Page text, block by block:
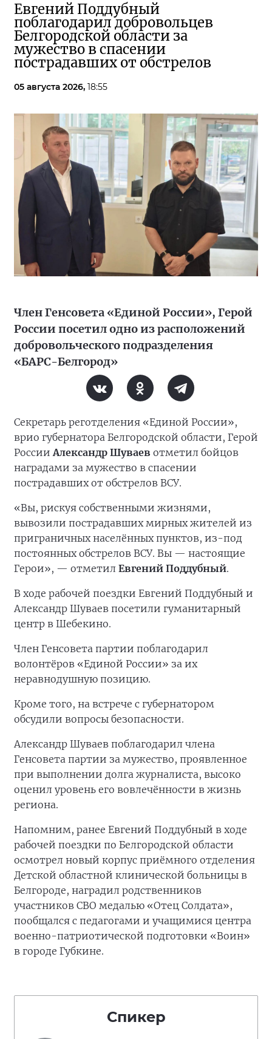
Евгений Поддубный
поблагодарил добровольцев
Белгородской области за
мужество в спасении
пострадавших от обстрелов
05 августа 2026, 18:55
Член Генсовета «Единой России», Герой
России посетил одно из расположений
добровольческого подразделения
«БАРС-Белгород»
Секретарь реготделения «Единой России»,
врио губернатора Белгородской области, Герой
РоссииАлександр Шуваев отметил бойцов
наградами за мужество в спасении
пострадавших от обстрелов ВСУ.
«Вы, рискуя собственными жизнями,
вывозили пострадавших мирных жителей из
приграничных населённых пунктов, из-под
постоянных обстрелов ВСУ. Вы — настоящие
Герои», — отметил Евгений Поддубный.
В ходе рабочей поездки Евгений Поддубный и
Александр Шуваев посетили гуманитарный
центр в Шебекино.
Член Генсовета партии поблагодарил
волонтёров «Единой России» за их
неравнодушную позицию.
Кроме того, на встрече с губернатором
обсудили вопросы безопасности.
Александр Шуваев поблагодарил члена
Генсовета партии за мужество, проявленное
при выполнении долга журналиста, высоко
оценил уровень его вовлечённости в жизнь
региона.
Напомним, ранее Евгений Поддубный в ходе
рабочей поездки по Белгородской области
осмотрел новый корпус приёмного отделения
Детской областной клинической больницы в
Белгороде, наградил родственников
участников СВО медалью «Отец Солдата»,
пообщался с педагогами и учащимися центра
военно-патриотической подготовки «Воин»
в городе Губкине.
Спикер